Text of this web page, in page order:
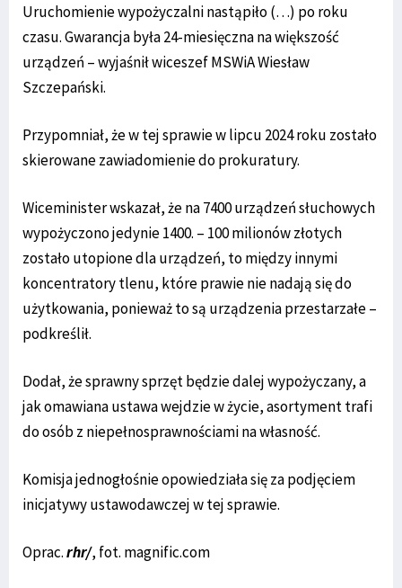
Uruchomienie wypożyczalni nastąpiło (…) po roku
czasu. Gwarancja była 24-miesięczna na większość
urządzeń – wyjaśnił wiceszef MSWiA Wiesław
Szczepański.
Przypomniał, że w tej sprawie w lipcu 2024 roku zostało
skierowane zawiadomienie do prokuratury.
Wiceminister wskazał, że na 7400 urządzeń słuchowych
wypożyczono jedynie 1400. – 100 milionów złotych
zostało utopione dla urządzeń, to między innymi
koncentratory tlenu, które prawie nie nadają się do
użytkowania, ponieważ to są urządzenia przestarzałe –
podkreślił.
Dodał, że sprawny sprzęt będzie dalej wypożyczany, a
jak omawiana ustawa wejdzie w życie, asortyment trafi
do osób z niepełnosprawnościami na własność.
Komisja jednogłośnie opowiedziała się za podjęciem
inicjatywy ustawodawczej w tej sprawie.
Oprac.rhr/, fot. magnific.com